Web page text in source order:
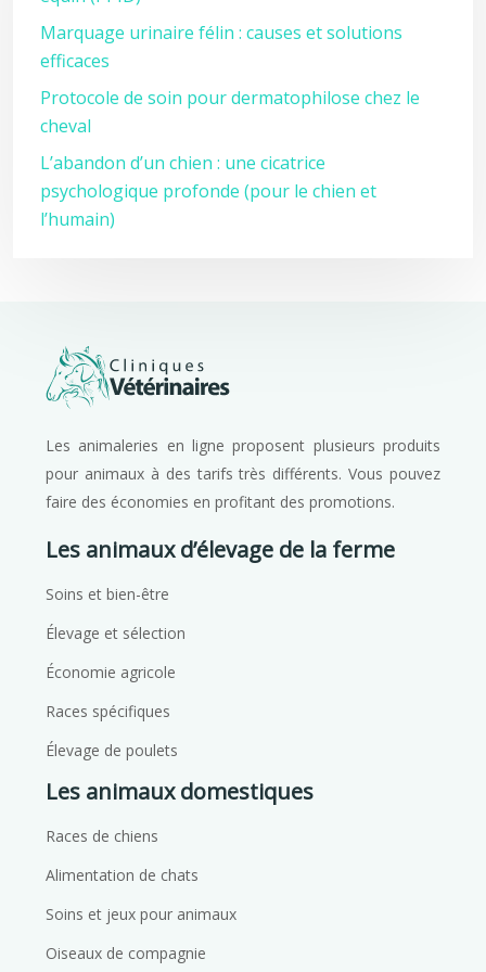
Marquage urinaire félin : causes et solutions
efficaces
Protocole de soin pour dermatophilose chez le
cheval
L’abandon d’un chien : une cicatrice
psychologique profonde (pour le chien et
l’humain)
Les animaleries en ligne proposent plusieurs produits
pour animaux à des tarifs très différents. Vous pouvez
faire des économies en profitant des promotions.
Les animaux d’élevage de la ferme
Soins et bien-être
Élevage et sélection
Économie agricole
Races spécifiques
Élevage de poulets
Les animaux domestiques
Races de chiens
Alimentation de chats
Soins et jeux pour animaux
Oiseaux de compagnie